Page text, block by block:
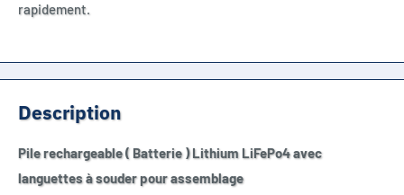
rapidement.
Description
Pile rechargeable ( Batterie ) Lithium LiFePo4 avec
languettes à souder pour assemblage